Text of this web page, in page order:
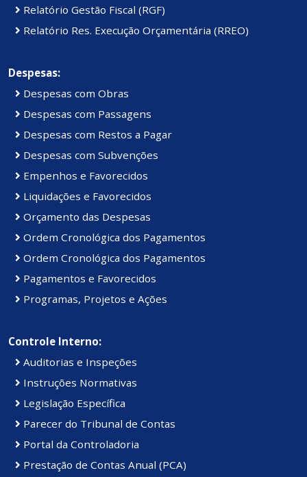
Relatório Gestão Fiscal (RGF)
Relatório Res. Execução Orçamentária (RREO)
Despesas:
Despesas com Obras
Despesas com Passagens
Despesas com Restos a Pagar
Despesas com Subvenções
Empenhos e Favorecidos
Liquidações e Favorecidos
Orçamento das Despesas
Ordem Cronológica dos Pagamentos
Ordem Cronológica dos Pagamentos
Pagamentos e Favorecidos
Programas, Projetos e Ações
Controle Interno:
Auditorias e Inspeções
Instruções Normativas
Legislação Específica
Parecer do Tribunal de Contas
Portal da Controladoria
Prestação de Contas Anual (PCA)